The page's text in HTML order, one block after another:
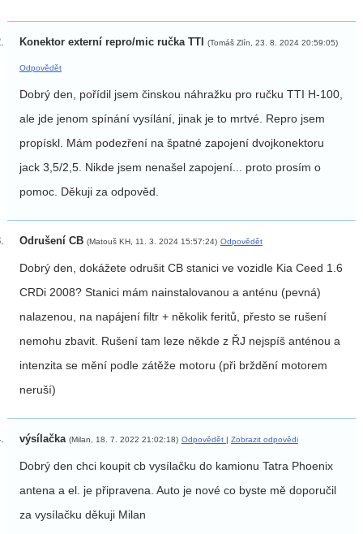
Konektor externí repro/mic ručka TTI (Tomáš Zlín, 23. 8. 2024 20:59:05)
Odpovědět
Dobrý den, pořídil jsem činskou náhražku pro ručku TTI H-100,
ale jde jenom spínání vysílání, jinak je to mrtvé. Repro jsem
propískl. Mám podezření na špatné zapojení dvojkonektoru
jack 3,5/2,5. Nikde jsem nenašel zapojení... proto prosím o
pomoc. Děkuji za odpověd.
Odrušení CB (Matouš KH, 11. 3. 2024 15:57:24) Odpovědět
Dobrý den, dokážete odrušit CB stanici ve vozidle Kia Ceed 1.6
CRDi 2008? Stanici mám nainstalovanou a anténu (pevná)
nalazenou, na napájení filtr + několik feritů, přesto se rušení
nemohu zbavit. Rušení tam leze někde z ŘJ nejspíš anténou a
intenzita se mění podle zátěže motoru (při brždění motorem
neruší)
výsílačka (Milan, 18. 7. 2022 21:02:18) Odpovědět | Zobrazit odpovědi
Dobrý den chci koupit cb vysílačku do kamionu Tatra Phoenix
antena a el. je připravena. Auto je nové co byste mě doporučil
za vysílačku děkuji Milan